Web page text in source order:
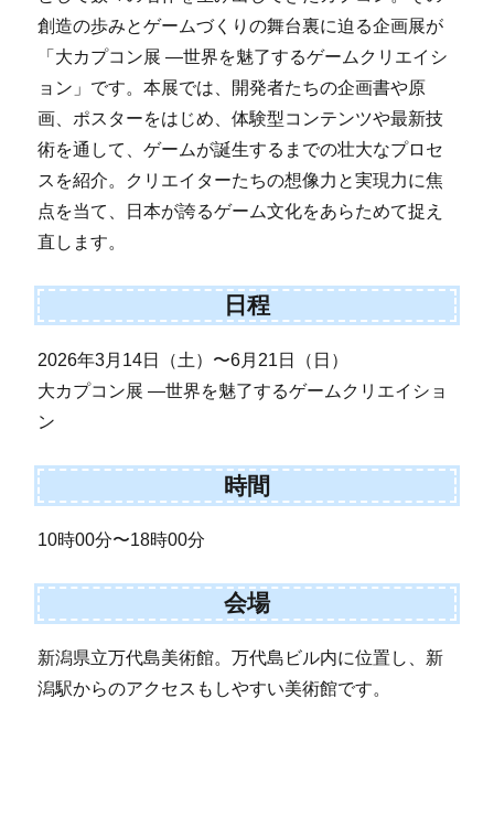
創造の歩みとゲームづくりの舞台裏に迫る企画展が
「大カプコン展 ―世界を魅了するゲームクリエイシ
ョン」です。本展では、開発者たちの企画書や原
画、ポスターをはじめ、体験型コンテンツや最新技
術を通して、ゲームが誕生するまでの壮大なプロセ
スを紹介。クリエイターたちの想像力と実現力に焦
点を当て、日本が誇るゲーム文化をあらためて捉え
直します。
日程
2026年3月14日（土）〜6月21日（日）
大カプコン展 ―世界を魅了するゲームクリエイショ
ン
時間
10時00分〜18時00分
会場
新潟県立万代島美術館。万代島ビル内に位置し、新
潟駅からのアクセスもしやすい美術館です。